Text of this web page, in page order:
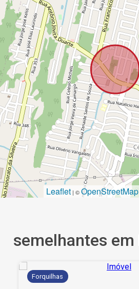
Leaflet | ©OpenStreetMap
semelhantes em
Forquilhas